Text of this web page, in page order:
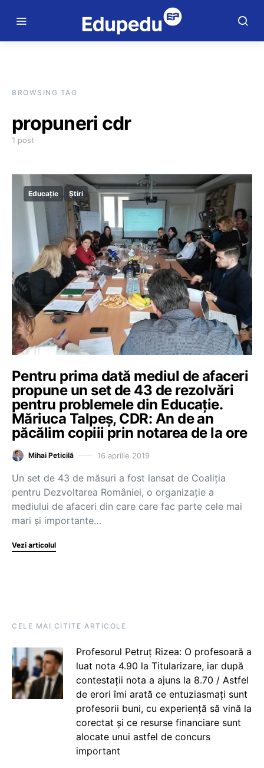
BROWSING TAG
propuneri cdr
1 post
Educație Știri
Pentru prima dată mediul de afaceri
propune un set de 43 de rezolvări
pentru problemele din Educație.
Măriuca Talpeș, CDR: An de an
păcălim copiii prin notarea de la ore
Mihai Peticilă 16 aprilie 2019
Un set de 43 de măsuri a fost lansat de Coaliția
pentru Dezvoltarea României, o organizație a
mediului de afaceri din care care fac parte cele mai
mari și importante…
Vezi articolul
CELE MAI CITITE ARTICOLE
Profesorul Petruț Rizea: O profesoară a
luat nota 4.90 la Titularizare, iar după
contestații nota a ajuns la 8.70 / Astfel
de erori îmi arată ce entuziasmați sunt
profesorii buni, cu experiență să vină la
corectat și ce resurse financiare sunt
alocate unui astfel de concurs
important